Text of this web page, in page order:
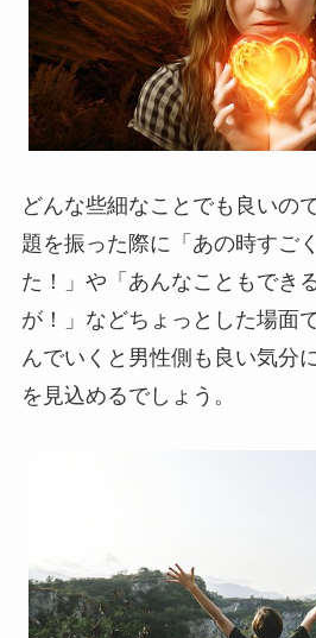
どんな些細なことでも良いの
題を振った際に「あの時すご
た！」や「あんなこともでき
が！」などちょっとした場面
んでいくと男性側も良い気分
を見込めるでしょう。